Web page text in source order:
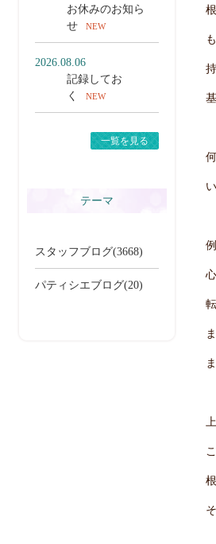
お休みのお知ら
せ
NEW
2026.08.06
記録してお
く
NEW
一覧を見る
テーマ
スタッフブログ(3668)
パティシエブログ(20)